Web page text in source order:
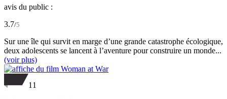
avis du public :
3.7/5
Sur une île qui survit en marge d’une grande catastrophe écologique,
deux adolescents se lancent à l’aventure pour construire un monde...
(voir plus)
11